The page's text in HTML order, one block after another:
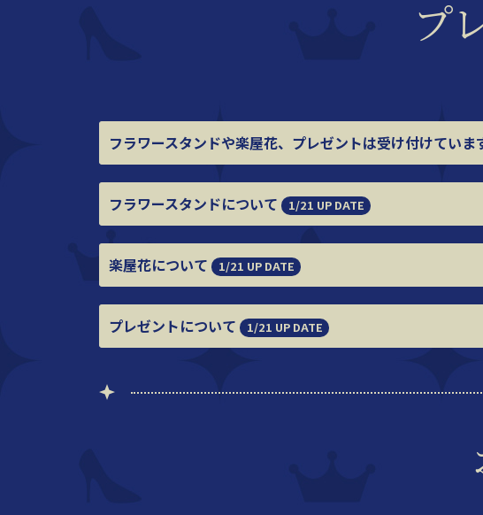
プ
フラワースタンドや楽屋花、 プレゼントは受け付けてい
フラワースタンドについて 1/21 UP DATE
楽屋花について 1/21 UP DATE
プレゼントについて 1/21 UP DATE